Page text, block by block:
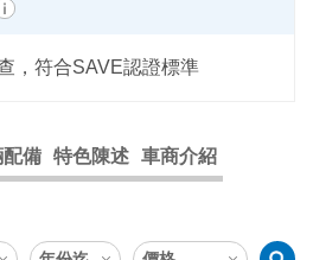
，符合SAVE認證標準
備 特色陳述 車商介紹